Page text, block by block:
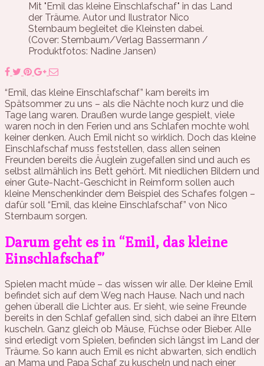
Mit "Emil das kleine Einschlafschaf" in das Land
der Träume. Autor und Ilustrator Nico
Sternbaum begleitet die Kleinsten dabei.
(Cover: Sternbaum/Verlag Bassermann /
Produktfotos: Nadine Jansen)
“Emil, das kleine Einschlafschaf” kam bereits im
Spätsommer zu uns – als die Nächte noch kurz und die
Tage lang waren. Draußen wurde lange gespielt, viele
waren noch in den Ferien und ans Schlafen mochte wohl
keiner denken. Auch Emil nicht so wirklich. Doch das kleine
Einschlafschaf muss feststellen, dass allen seinen
Freunden bereits die Äuglein zugefallen sind und auch es
selbst allmählich ins Bett gehört. Mit niedlichen Bildern und
einer Gute-Nacht-Geschicht in Reimform sollen auch
kleine Menschenkinder dem Beispiel des Schafes folgen –
dafür soll “Emil, das kleine Einschlafschaf” von Nico
Sternbaum sorgen.
Darum geht es in “Emil, das kleine
Einschlafschaf”
Spielen macht müde – das wissen wir alle. Der kleine Emil
befindet sich auf dem Weg nach Hause. Nach und nach
gehen überall die Lichter aus. Er sieht, wie seine Freunde
bereits in den Schlaf gefallen sind, sich dabei an ihre Eltern
kuscheln. Ganz gleich ob Mäuse, Füchse oder Bieber. Alle
sind erledigt vom Spielen, befinden sich längst im Land der
Träume. So kann auch Emil es nicht abwarten, sich endlich
an Mama und Papa Schaf zu kuscheln und nach einer